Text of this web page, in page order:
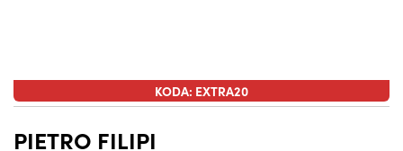
KODA: EXTRA20
PIETRO FILIPI